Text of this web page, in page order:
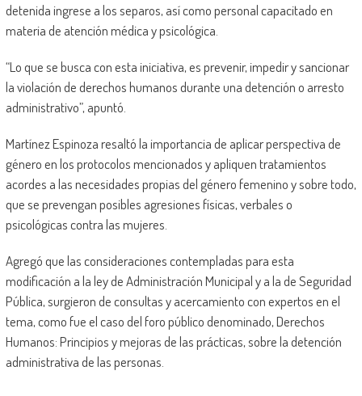
detenida ingrese a los separos, así como personal capacitado en
materia de atención médica y psicológica.
“Lo que se busca con esta iniciativa, es prevenir, impedir y sancionar
la violación de derechos humanos durante una detención o arresto
administrativo”, apuntó.
Martínez Espinoza resaltó la importancia de aplicar perspectiva de
género en los protocolos mencionados y apliquen tratamientos
acordes a las necesidades propias del género femenino y sobre todo,
que se prevengan posibles agresiones físicas, verbales o
psicológicas contra las mujeres.
Agregó que las consideraciones contempladas para esta
modificación a la ley de Administración Municipal y a la de Seguridad
Pública, surgieron de consultas y acercamiento con expertos en el
tema, como fue el caso del foro público denominado, Derechos
Humanos: Principios y mejoras de las prácticas, sobre la detención
administrativa de las personas.